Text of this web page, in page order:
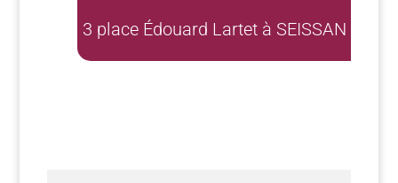
3 place Édouard Lartet à SEISSAN